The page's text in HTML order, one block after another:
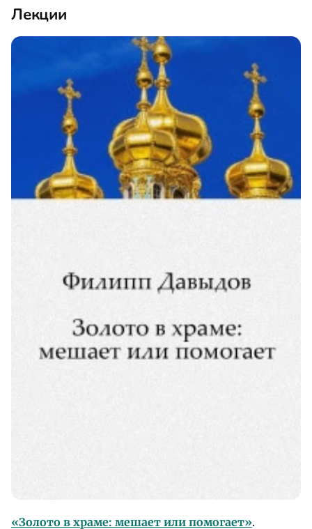
Лекции
«Золото в храме: мешает или помогает».